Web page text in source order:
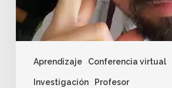
Aprendizaje Conferencia virtual
Investigación Profesor